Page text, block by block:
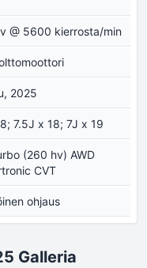
@ 5600 kierrosta/min
2025
7.5J x 18; 7J x 19
(260 hv) AWD
CVT
ohjaus
Galleria